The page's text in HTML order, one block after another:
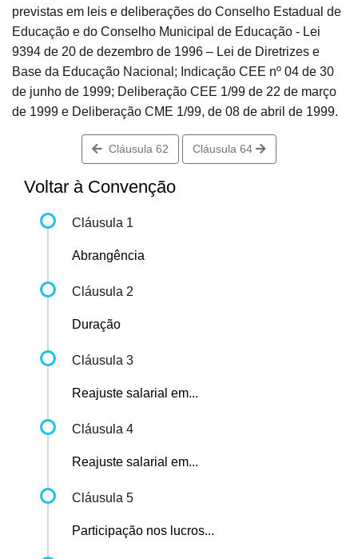
previstas em leis e deliberações do Conselho Estadual de
Educação e do Conselho Municipal de Educação - Lei
9394 de 20 de dezembro de 1996 – Lei de Diretrizes e
Base da Educação Nacional; Indicação CEE nº 04 de 30
de junho de 1999; Deliberação CEE 1/99 de 22 de março
de 1999 e Deliberação CME 1/99, de 08 de abril de 1999.
Cláusula 62 Cláusula 64
Voltar à Convenção
Cláusula 1
Abrangência
Cláusula 2
Duração
Cláusula 3
Reajuste salarial em...
Cláusula 4
Reajuste salarial em...
Cláusula 5
Participação nos lucros...